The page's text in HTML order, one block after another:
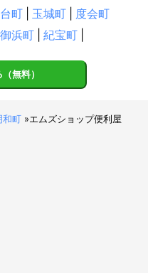
町 玉城町
度会町
御浜町 紀宝町
無料）
和町 »エムズショップ便利屋